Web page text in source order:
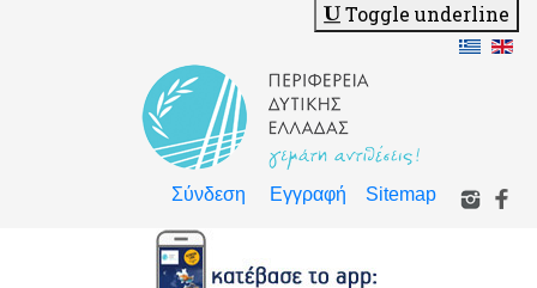
Toggle underline
Σύνδεση Εγγραφή Sitemap